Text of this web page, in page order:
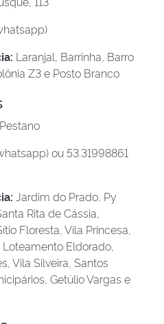
Laranjal, Barrinha, Barro
Z3 e Posto Branco
ou 53.31998861
Jardim do Prado, Py
Rita de Cássia,
Floresta, Vila Princesa,
Eldorado,
Vila Silveira, Santos
Getúlio Vargas e